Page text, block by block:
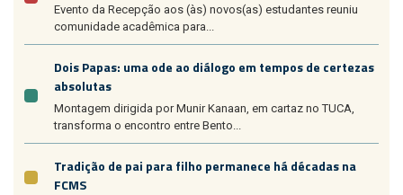
Evento da Recepção aos (às) novos(as) estudantes reuniu
comunidade acadêmica para...
Dois Papas: uma ode ao diálogo em tempos de certezas
absolutas
Montagem dirigida por Munir Kanaan, em cartaz no TUCA,
transforma o encontro entre Bento...
Tradição de pai para filho permanece há décadas na
FCMS